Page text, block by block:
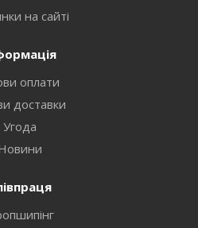
на сайті
оплати
доставки
Угода